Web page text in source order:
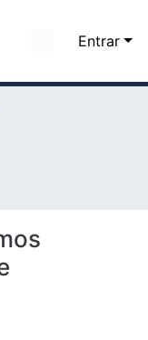
Entrar